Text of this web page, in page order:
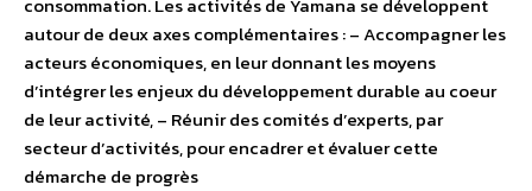
autour de deux axes complémentaires : – Accompagner les
acteurs économiques, en leur donnant les moyens
d’intégrer les enjeux du développement durable au coeur
de leur activité, – Réunir des comités d’experts, par
secteur d’activités, pour encadrer et évaluer cette
démarche de progrès